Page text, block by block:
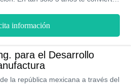
una estadía muy agradable y a
país.
información
para el Desarrollo
la república mexicana a través del